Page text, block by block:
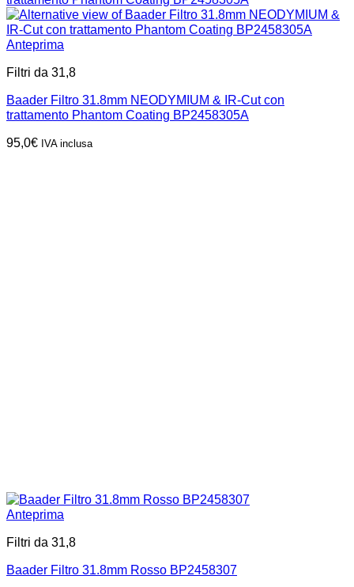
Anteprima
Filtri da 31,8
Baader Filtro 31.8mm NEODYMIUM & IR-Cut con
trattamento Phantom Coating BP2458305A
95,0€ IVA inclusa
Anteprima
Filtri da 31,8
Baader Filtro 31.8mm Rosso BP2458307